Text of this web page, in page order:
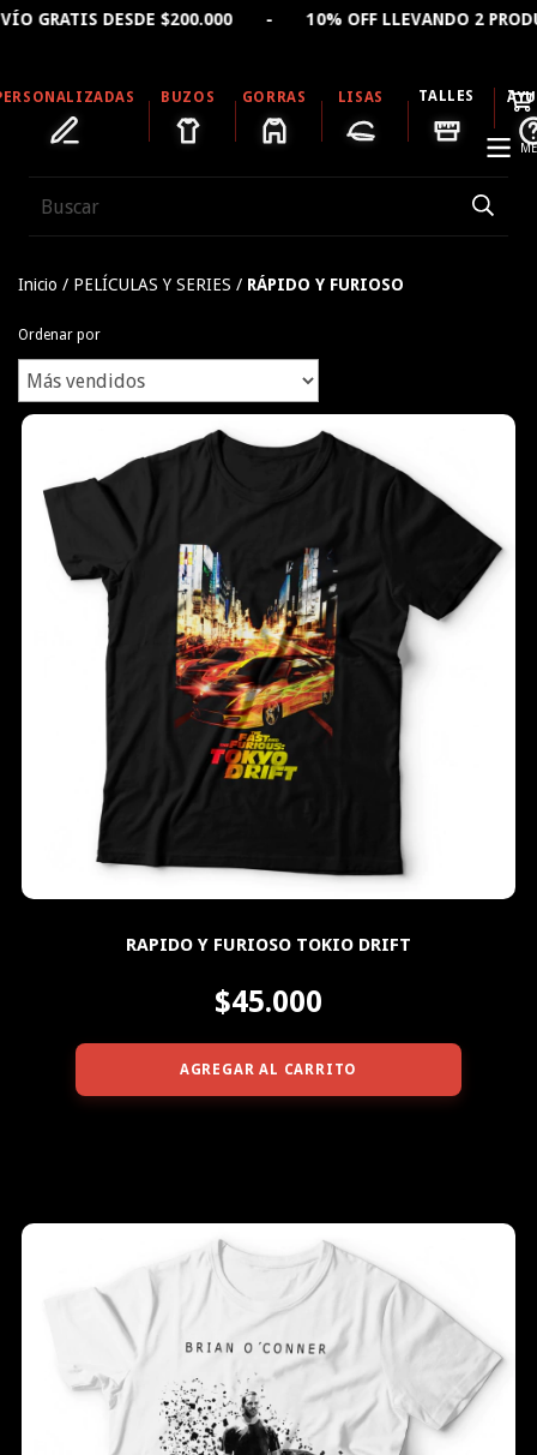
$200.000 - 10% OFF LLEVANDO 2 PRODUCTOS -
BUZOS GORRAS LISAS TALLES
Inicio / PELÍCULAS Y SERIES / RÁPIDO Y FURIOSO
Ordenar por
RAPIDO Y FURIOSO TOKIO DRIFT
$45.000
AGREGAR AL CARRITO